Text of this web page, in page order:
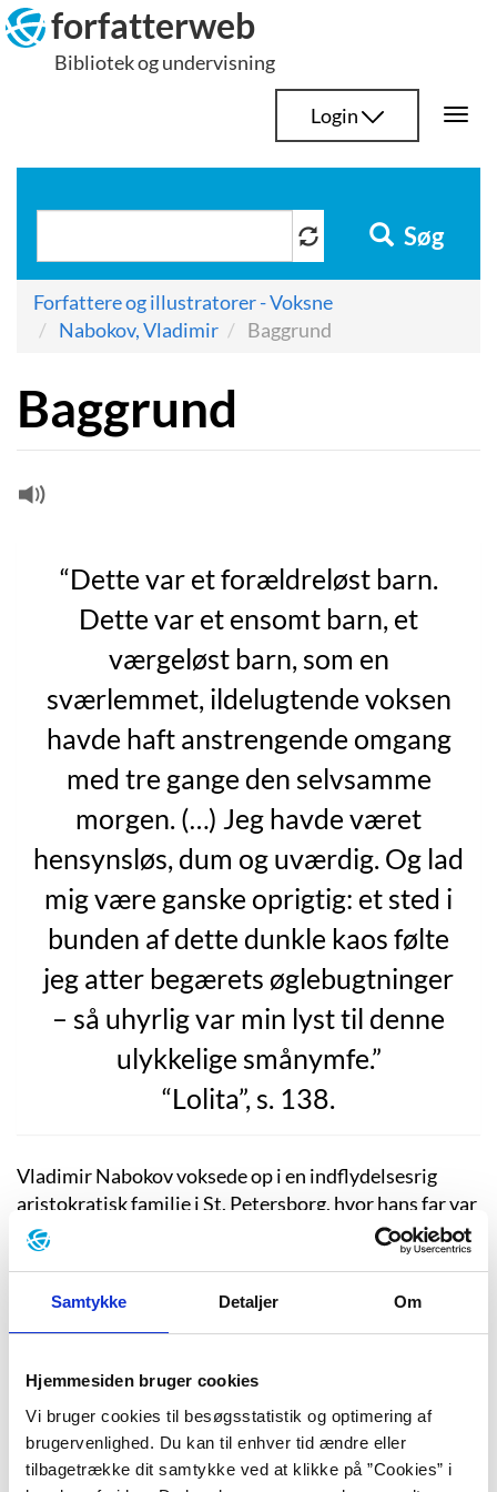
Samtykke Detaljer Om
Hjemmesiden bruger cookies
Vi bruger cookies til besøgsstatistik og optimering af
brugervenlighed. Du kan til enhver tid ændre eller
tilbagetrække dit samtykke ved at klikke på ”Cookies” i
Hop
til
indhold
forfatterweb
Bibliotek og undervisning
Login
Søg
Forfattere og illustratorer - Voksne
Nabokov, Vladimir
Baggrund
Baggrund
“Dette var et forældreløst barn.
Dette var et ensomt barn, et
værgeløst barn, som en
sværlemmet, ildelugtende voksen
havde haft anstrengende omgang
med tre gange den selvsamme
morgen. (…) Jeg havde været
hensynsløs, dum og uværdig. Og lad
mig være ganske oprigtig: et sted i
bunden af dette dunkle kaos følte
jeg atter begærets øglebugtninger
– så uhyrlig var min lyst til denne
ulykkelige smånymfe.”
“Lolita”, s. 138.
Vladimir Nabokov voksede op i en indflydelsesrig
aristokratisk familie i St. Petersborg, hvor hans far var
en berømt kriminolog, journalist og liberal politiker
med forbindelser til Zarstyret. I selvbiografien “Min
1951) kan man læse Nabokovs erindringer om sin
opvækst i Rusland. Det er ikke en helt almindelig
biografi, idet den både består af erindring – og
erindring iblandet ren fiktion.
Efter den russiske revolution i 1917 blev familien nødt
til at flygte til England. Herfra begyndte Vladimir